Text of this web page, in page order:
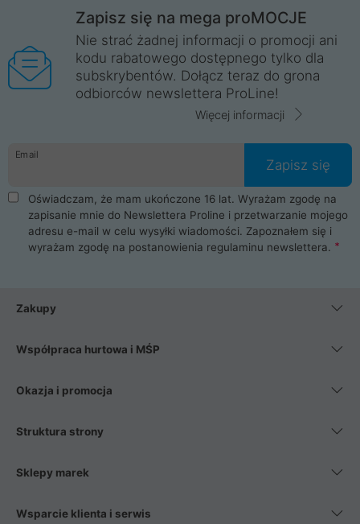
Zapisz się na mega proMOCJE
Nie strać żadnej informacji o promocji ani
kodu rabatowego dostępnego tylko dla
subskrybentów. Dołącz teraz do grona
odbiorców newslettera ProLine!
Więcej informacji
Email
Zapisz się
Oświadczam, że mam ukończone 16 lat. Wyrażam zgodę na
zapisanie mnie do Newslettera Proline i przetwarzanie mojego
adresu e-mail w celu wysyłki wiadomości. Zapoznałem się i
wyrażam zgodę na postanowienia regulaminu newslettera.
Zakupy
Współpraca hurtowa i MŚP
Okazja i promocja
Struktura strony
Sklepy marek
Wsparcie klienta i serwis